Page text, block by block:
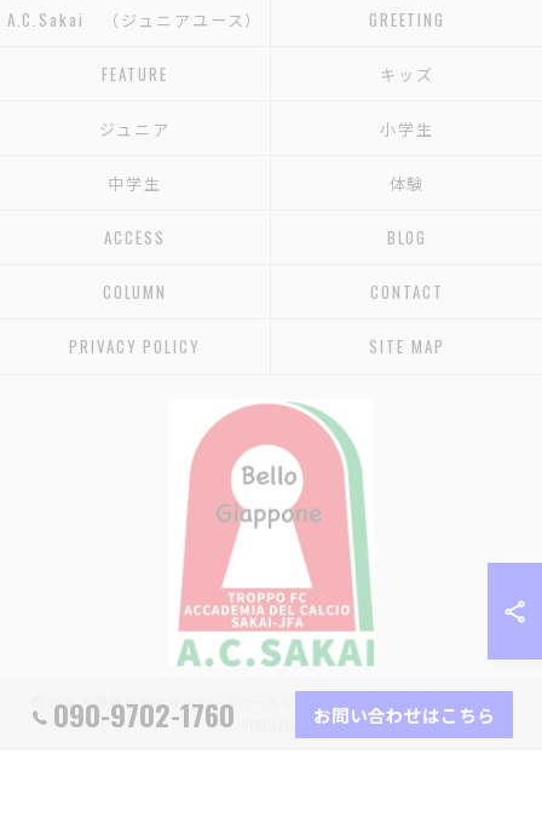
090-9702-1760 お問い合わせはこちら
A.C.Sakai （ジュニアユース） GREETING
FEATURE キッズ
ジュニア 小学生
中学生 体験
ACCESS BLOG
COLUMN CONTACT
PRIVACY POLICY SITE MAP
© 2026 大阪府堺市のサッカースクールなら堺少年サッカー協会 ALL RIGHTS